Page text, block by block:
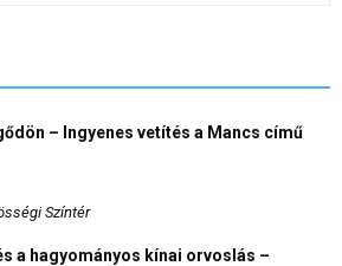
– Ingyenes vetítés a Mancs című
Színtér
a hagyományos kínai orvoslás –